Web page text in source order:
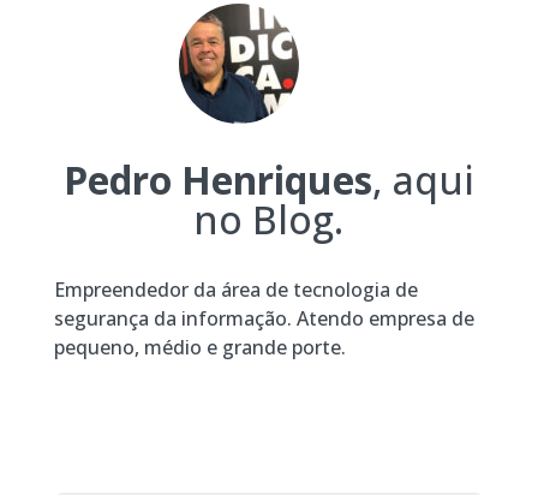
Pedro Henriques, aqui
no Blog.
Empreendedor da área de tecnologia de
segurança da informação. Atendo empresa de
pequeno, médio e grande porte.